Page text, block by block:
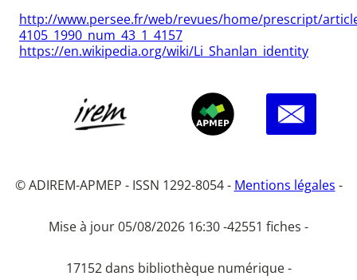
http://www.persee.fr/web/revues/home/prescript/
4105_1990_num_43_1_4157
https://en.wikipedia.org/wiki/Li_Shanlan_identity
© ADIREM-APMEP - ISSN 1292-8054 - Mentions légales -
Mise à jour 05/08/2026 16:30 -42551 fiches -
17152 dans bibliothèque numérique -